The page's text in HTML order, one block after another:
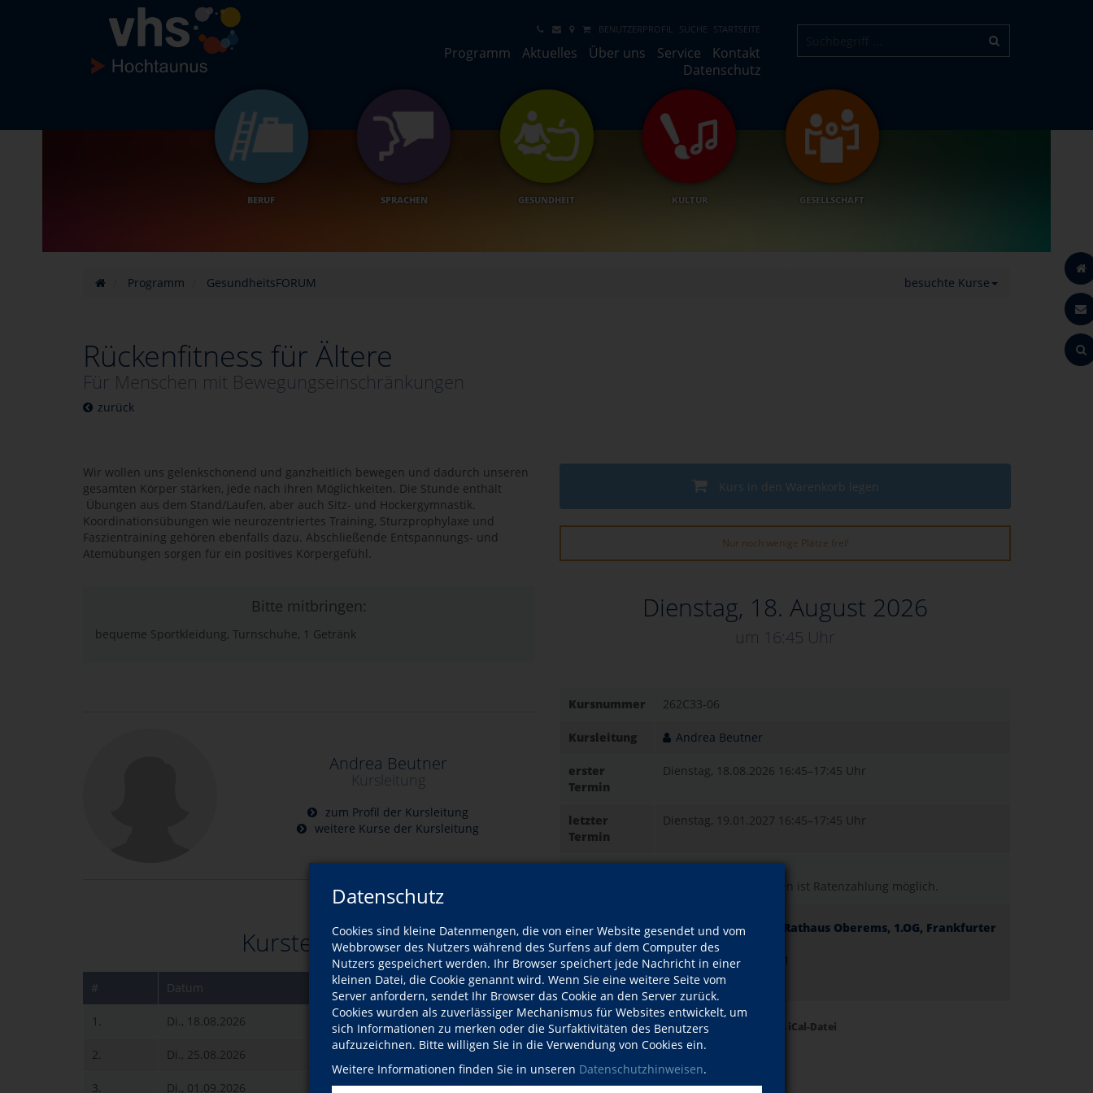
Datenschutz
Cookies sind kleine Datenmengen, die von einer Website gesendet und vom
Webbrowser des Nutzers während des Surfens auf dem Computer des
Nutzers gespeichert werden. Ihr Browser speichert jede Nachricht in einer
kleinen Datei, die Cookie genannt wird. Wenn Sie eine weitere Seite vom
Server anfordern, sendet Ihr Browser das Cookie an den Server zurück.
Cookies wurden als zuverlässiger Mechanismus für Websites entwickelt, um
sich Informationen zu merken oder die Surfaktivitäten des Benutzers
aufzuzeichnen. Bitte willigen Sie in die Verwendung von Cookies ein.
Weitere Informationen finden Sie in unseren Datenschutzhinweisen.
BENUTZERPROFIL SUCHE STARTSEITE
Programm Aktuelles Über uns Service
Kontakt
Datenschutz
BERUF SPRACHEN GESUNDHEIT KULTUR GESELLSCHAFT
Programm GesundheitsFORUM besuchte Kurse
Rückenfitness für Ältere
Für Menschen mit Bewegungseinschränkungen
zurück
Kurs in den Warenkorb legen
Nur noch wenige Plätze frei!
Dienstag, 18. August 2026
um 16:45 Uhr
Kursnummer 262C33-06
Kursleitung Andrea Beutner
erster
Termin
Dienstag, 18.08.2026 16:45–17:45 Uhr
letzter
Termin
Dienstag, 19.01.2027 16:45–17:45 Uhr
Bei Lastschriftverfahren ist Ratenzahlung möglich.
Glashütten; Altes Rathaus Oberems, 1.OG, Frankfurter
Straße 1
Frankfurter Straße 1
61479 Glashütten
Kursdetails drucken Termine als iCal-Datei
Kursort
Wir wollen uns gelenkschonend und ganzheitlich bewegen und dadurch unseren
gesamten Körper stärken, jede nach ihren Möglichkeiten. Die Stunde enthält
Übungen aus dem Stand/Laufen, aber auch Sitz- und Hockergymnastik.
Koordinationsübungen wie neurozentriertes Training, Sturzprophylaxe und
Faszientraining gehören ebenfalls dazu. Abschließende Entspannungs- und
Atemübungen sorgen für ein positives Körpergefühl.
Bitte mitbringen:
bequeme Sportkleidung, Turnschuhe, 1 Getränk
Andrea Beutner
Kursleitung
zum Profil der Kursleitung
weitere Kurse der Kursleitung
Kurstermine
# Datum Uhrzeit
1. Di., 18.08.2026 16:45–17:45 Uhr
2. Di., 25.08.2026 16:45–17:45 Uhr
3. Di., 01.09.2026 16:45–17:45 Uhr